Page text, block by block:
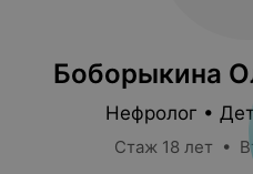
Боборыкина
Нефролог •
Стаж 18 лет •